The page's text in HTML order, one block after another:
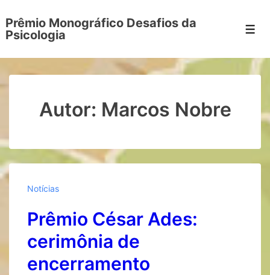
Prêmio Monográfico Desafios da
Psicologia
Autor: Marcos Nobre
Notícias
Prêmio César Ades:
cerimônia de
encerramento